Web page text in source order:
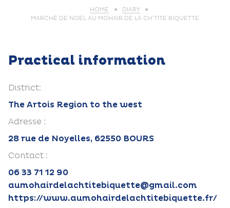
HOME
DIARY
MARCHÉ DE NOËL AU MOHAIR DE LA CH’TITE BIQUETTE
Practical information
District:
The Artois Region to the west
Adresse :
28 rue de Noyelles, 62550 BOURS
Contact :
06 33 71 12 90
aumohairdelachtitebiquette@gmail.com
https://www.aumohairdelachtitebiquette.fr/